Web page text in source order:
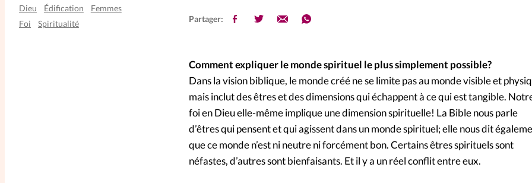
Partager:
Comment expliquer le monde spirituel le plus simplement possible?
Dans la vision biblique, le monde créé ne se limite pas au monde visible et
mais inclut des êtres et des dimensions qui échappent à ce qui est tangible.
foi en Dieu elle-même implique une dimension spirituelle! La Bible nous parle
d’êtres qui pensent et qui agissent dans un monde spirituel; elle nous dit
que ce monde n’est ni neutre ni forcément bon. Certains êtres spirituels sont
néfastes, d’autres sont bienfaisants. Et il y a un réel conflit entre eux.
Dieu
Édification
Femmes
Foi
Spiritualité